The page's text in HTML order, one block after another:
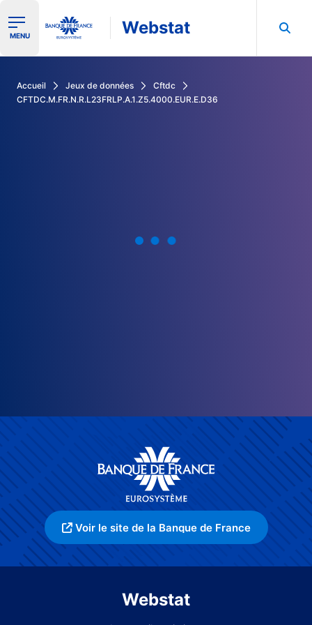
Ouvrir le menu de navigation
MENU Webstat
Accueil Jeux de données
Cftdc
CFTDC.M.FR.N.R.L23FRLP.A.1.Z5.4000.EUR.E.D36
Voir le site de la Banque de France
Webstat